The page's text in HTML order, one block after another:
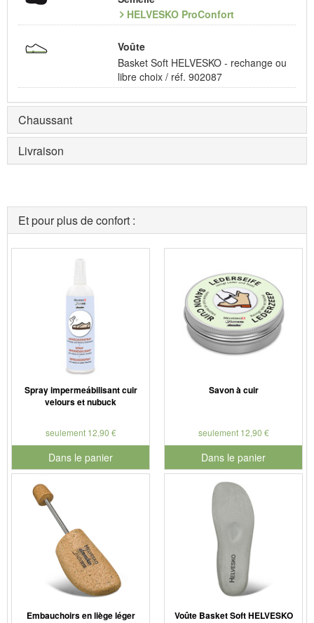
HELVESKO ProConfort
Voûte
Basket Soft HELVESKO - rechange ou
libre choix / réf. 902087
Chaussant
Livraison
Et pour plus de confort :
Spray impermeábilisant cuir
velours et nubuck
seulement 12,90 €
Dans le panier
pour le numéro de produit 901179
Savon à cuir
seulement 12,90 €
Dans le panier
pour le numéro de produit
Embauchoirs en liège léger Voûte Basket Soft HELVESKO